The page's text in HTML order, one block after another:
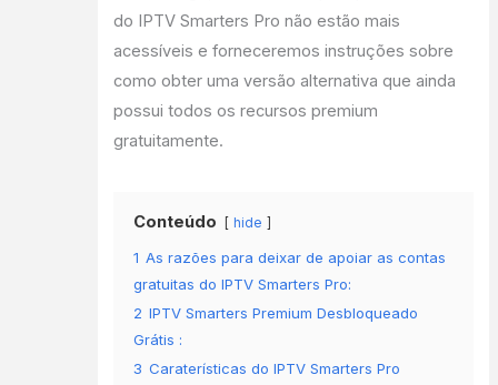
do IPTV Smarters Pro não estão mais
acessíveis e forneceremos instruções sobre
como obter uma versão alternativa que ainda
possui todos os recursos premium
gratuitamente.
Conteúdo hide
1 As razões para deixar de apoiar as contas
gratuitas do IPTV Smarters Pro:
2 IPTV Smarters Premium Desbloqueado
Grátis :
3 Caraterísticas do IPTV Smarters Pro